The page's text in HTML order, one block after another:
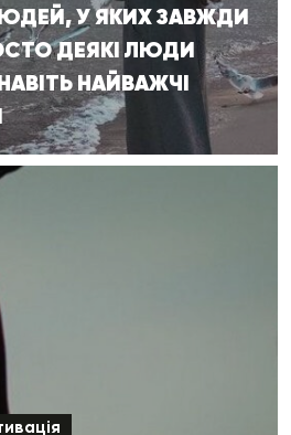
У ЯКИХ ЗАВЖДИ
ДЕЯКІ ЛЮДИ
НАЙВАЖЧІ